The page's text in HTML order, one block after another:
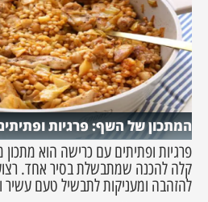
המתכון של השף: פרגיות
פרגיות ופתיתים עם כרישה הוא
קלה להכנה שמתבשלת בסיר אחד.
להזהבה ומעניקות לתבשיל טעם עשיר